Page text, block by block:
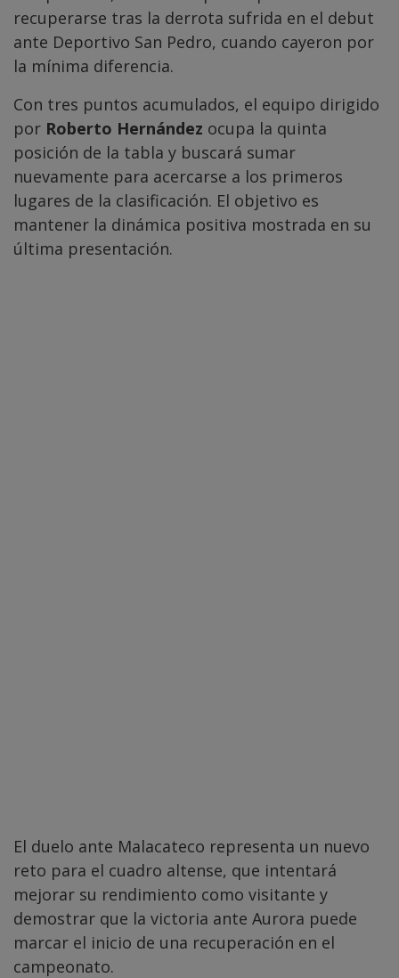
recuperarse tras la derrota sufrida en el debut
ante Deportivo San Pedro, cuando cayeron por
la mínima diferencia.
Con tres puntos acumulados, el equipo dirigido
por Roberto Hernández ocupa la quinta
posición de la tabla y buscará sumar
nuevamente para acercarse a los primeros
lugares de la clasificación. El objetivo es
mantener la dinámica positiva mostrada en su
última presentación.
El duelo ante Malacateco representa un nuevo
reto para el cuadro altense, que intentará
mejorar su rendimiento como visitante y
demostrar que la victoria ante Aurora puede
marcar el inicio de una recuperación en el
campeonato.